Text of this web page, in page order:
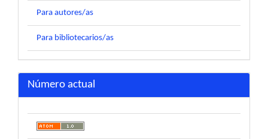
Para autores/as
Para bibliotecarios/as
Número actual